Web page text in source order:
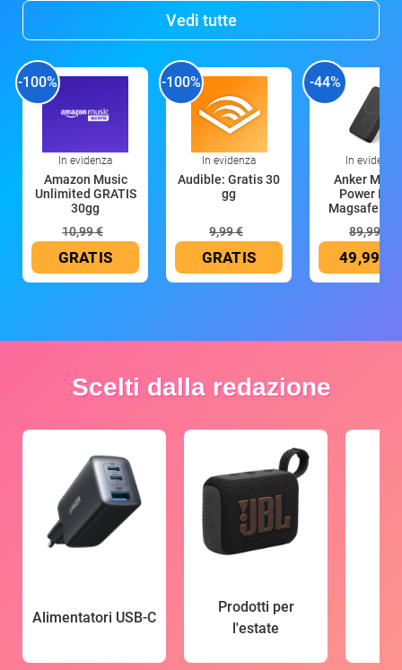
Vedi tutte
-100%
In evidenza
Amazon Music
Unlimited GRATIS
30gg
10,99 €
GRATIS
-100%
In evidenza
Audible: Gratis 30
gg
9,99 €
GRATIS
-44%
In evidenza
Anker
Power
Magsafe
89,99 €
49,99 €
Scelti dalla redazione
Alimentatori USB-C
Prodotti per
l'estate